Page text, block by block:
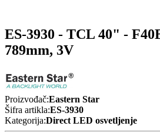
ES-3930 - TCL 40" -
789mm, 3V
Proizvođač:Eastern Star
Šifra artikla:ES-3930
Kategorija:Direct LED osvetljenje